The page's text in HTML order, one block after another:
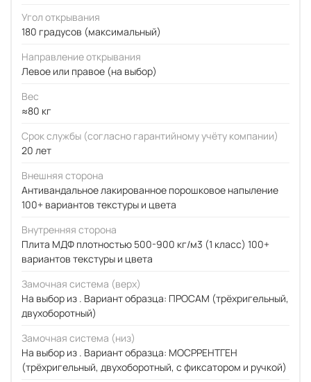
Угол открывания
180 градусов (максимальный)
Направление открывания
Левое или правое (на выбор)
Вес
≈80 кг
Срок службы (согласно гарантийному учёту компании)
20 лет
Внешняя сторона
Антивандальное лакированное порошковое напыление
100+ вариантов текстуры и цвета
Внутренняя сторона
Плита МДФ плотностью 500-900 кг/м3 (1 класс) 100+
вариантов текстуры и цвета
Замочная система (верх)
На выбор из . Вариант образца: ПРОСАМ (трёхригельный,
двухоборотный)
Замочная система (низ)
На выбор из . Вариант образца: МОСРРЕНТГЕН
(трёхригельный, двухоборотный, с фиксатором и ручкой)